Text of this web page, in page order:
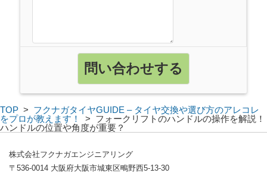
TOP > フクナガタイヤGUIDE – タイヤ交換や選び方のアレコレ
をプロが教えます！
> フォークリフトのハンドルの操作を解説！
ハンドルの位置や角度が重要？
株式会社フクナガエンジニアリング
〒536-0014 大阪府大阪市城東区鴫野西5-13-30